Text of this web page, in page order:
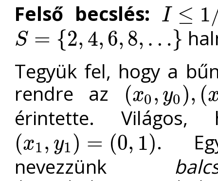
Felső becslés:
I ≤ 1
I≤ 2
S = {2, 4, 6, 8, …}
S={ ,4,6, ,… }
Tegyük fel, hogy a
rendre az (x0 , y0), (
(x 0,y0) (x 1,y1) … ,( n ,y
érintette.
(x1 , y1) = (0, 1)
(x 1,y1 =( 0,1)
.
nevezzünk